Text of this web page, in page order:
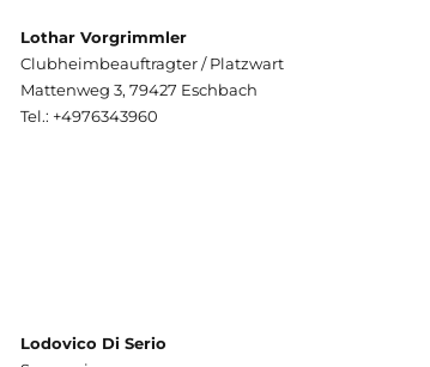
Lothar Vorgrimmler
Clubheimbeauftragter / Platzwart
Mattenweg 3, 79427 Eschbach
Tel.: +4976343960
Lodovico Di Serio